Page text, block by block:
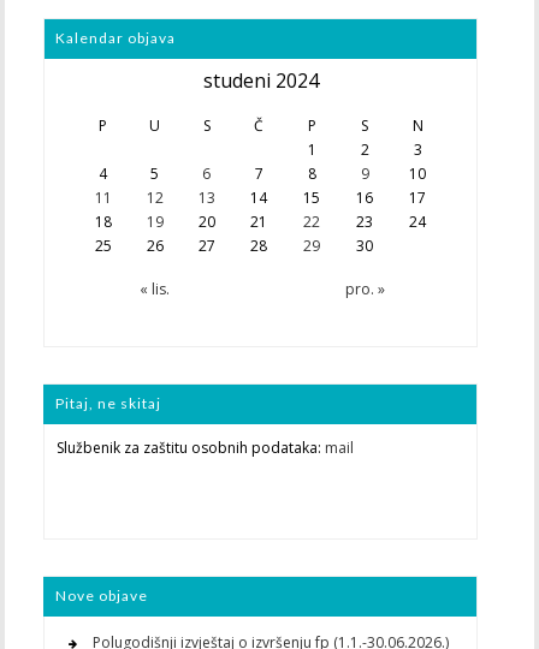
Kalendar objava
studeni 2024
P U S Č P S N
« lis. pro. »
1 2
3
4
5 6 7 8 9
10
11
12 13 14 15 16
17
18
19 20 21 22 23
24
25
26 27 28 29 30
Pitaj, ne skitaj
Službenik za zaštitu osobnih podataka: mail
Nove objave
Polugodišnji izvještaj o izvršenju fp (1.1.-30.06.2026.)